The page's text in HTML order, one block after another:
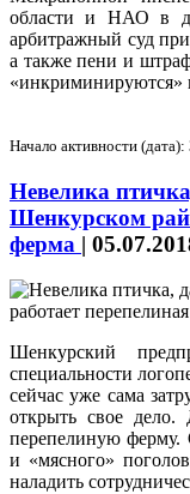
области и НАО в
арбитражный суд
а также пени и
«инкриминируются»
Начало активности
Невелика
Шенкурском
ферма |
Шенкурский
специальности
сейчас уже сама
открыть свое дело.
перепелиную
и «мясного»
наладить